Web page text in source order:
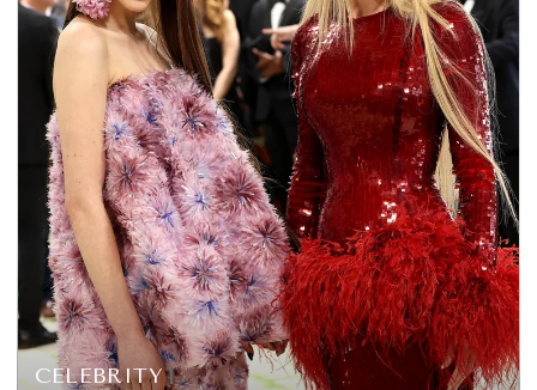
会員登録
Log in or Sign up
SPUR読者のためのメンバーシッププログラム
「The SPUR Club」。便利な機能と特典を無料で楽し
めます。
ログイン・新規会員登録
CELEBRITY